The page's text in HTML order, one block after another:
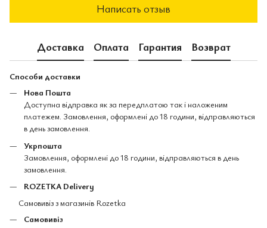
Написать отзыв
Доставка Оплата Гарантия Возврат
Способи доставки
Нова Пошта
Доступна відправка як за передплатою так і наложеним
платежем. Замовлення, оформлені до 18 години, відправляються
в день замовлення.
Укрпошта
Замовлення, оформлені до 18 години, відправляються в день
замовлення.
ROZETKA Delivery
Самовивіз з магазинів Rozetka
Самовивіз